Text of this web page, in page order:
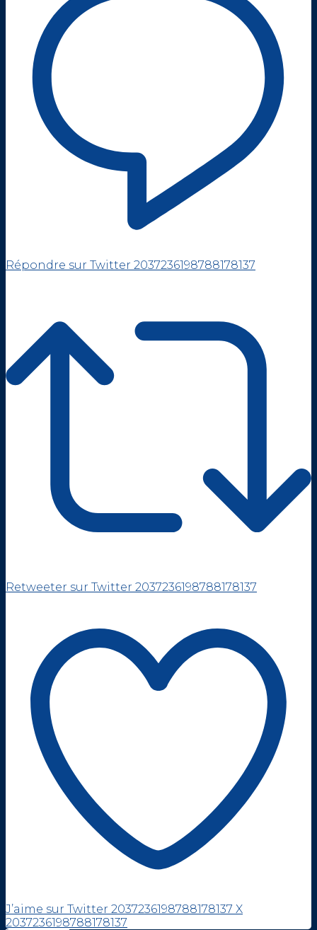
Répondre sur Twitter 2037236198788178137
Retweeter sur Twitter 2037236198788178137
J’aime sur Twitter 2037236198788178137 X
2037236198788178137